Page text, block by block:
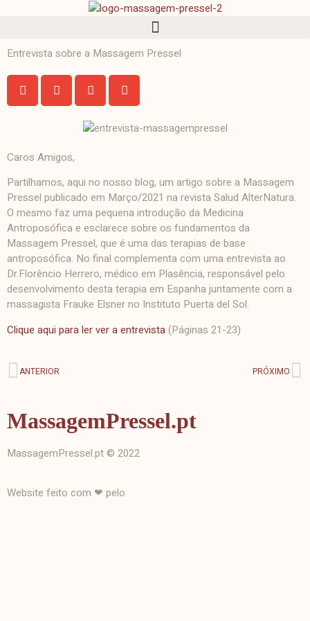
Entrevista sobre a Massagem Pressel
Caros Amigos,
Partilhamos, aqui no nosso blog, um artigo sobre a Massagem
Pressel publicado em Março/2021 na revista Salud AlterNatura.
O mesmo faz uma pequena introdução da Medicina
Antroposófica e esclarece sobre os fundamentos da
Massagem Pressel, que é uma das terapias de base
antroposófica. No final complementa com uma entrevista ao
Dr.Florêncio Herrero, médico em Plasência, responsável pelo
desenvolvimento desta terapia em Espanha juntamente com a
massagista Frauke Elsner no Instituto Puerta del Sol.
Clique aqui para ler ver a entrevista(Páginas 21-23)
ANTERIOR PRÓXIMO
MassagemPressel.pt
MassagemPressel.pt © 2022
Website feito com ❤ pelo